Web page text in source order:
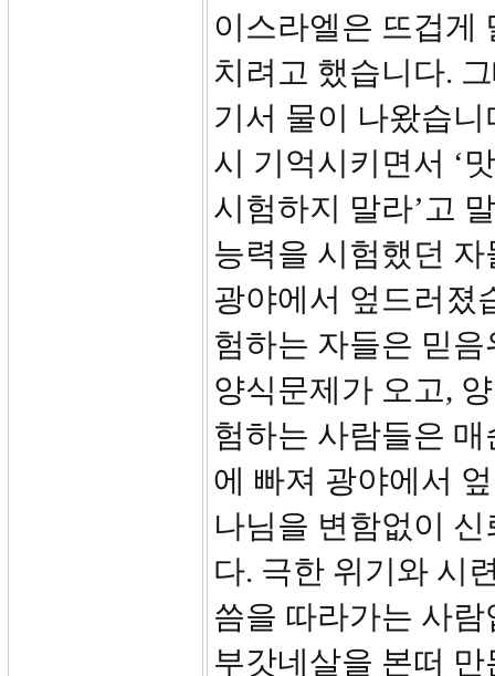
이스라엘은 뜨겁게
치려고 했습니다.
기서 물이 나왔습
시 기억시키면서 ‘
시험하지 말라’고
능력을 시험했던
광야에서 엎드러졌
험하는 자들은 믿
양식문제가 오고,
험하는 사람들은
에 빠져 광야에서
나님을 변함없이
다. 극한 위기와 시
씀을 따라가는 사
부갓네살을 본떠